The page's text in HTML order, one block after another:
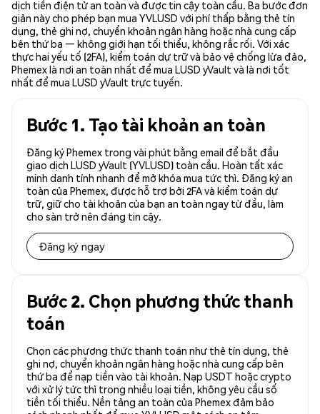
dịch tiền điện tử an toàn và được tin cậy toàn cầu. Ba bước đơn
giản này cho phép bạn mua YVLUSD với phí thấp bằng thẻ tín
dụng, thẻ ghi nợ, chuyển khoản ngân hàng hoặc nhà cung cấp
bên thứ ba — không giới hạn tối thiểu, không rắc rối. Với xác
thực hai yếu tố (2FA), kiểm toán dự trữ và bảo vệ chống lừa đảo,
Phemex là nơi an toàn nhất để mua LUSD yVault và là nơi tốt
nhất để mua LUSD yVault trực tuyến.
Bước 1. Tạo tài khoản an toàn
Đăng ký Phemex trong vài phút bằng email để bắt đầu
giao dịch LUSD yVault (YVLUSD) toàn cầu. Hoàn tất xác
minh danh tính nhanh để mở khóa mua tức thì. Đăng ký an
toàn của Phemex, được hỗ trợ bởi 2FA và kiểm toán dự
trữ, giữ cho tài khoản của bạn an toàn ngay từ đầu, làm
cho sàn trở nên đáng tin cậy.
Đăng ký ngay
Bước 2. Chọn phương thức thanh
toán
Chọn các phương thức thanh toán như thẻ tín dụng, thẻ
ghi nợ, chuyển khoản ngân hàng hoặc nhà cung cấp bên
thứ ba để nạp tiền vào tài khoản. Nạp USDT hoặc crypto
với xử lý tức thì trong nhiều loại tiền, không yêu cầu số
tiền tối thiểu. Nền tảng an toàn của Phemex đảm bảo